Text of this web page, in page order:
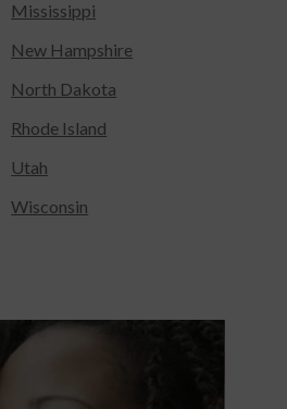
Mississippi
New Hampshire
North Dakota
Rhode Island
Utah
Wisconsin